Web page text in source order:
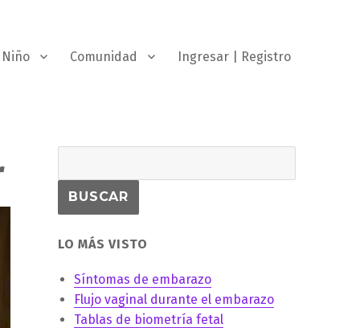
Niño Comunidad Ingresar | Registro
LO MÁS VISTO
Síntomas de embarazo
Flujo vaginal durante el embarazo
Tablas de biometría fetal